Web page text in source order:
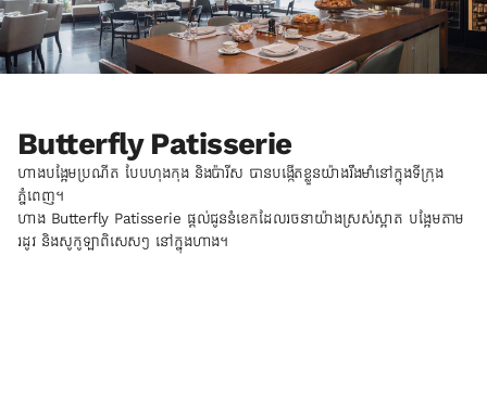
Butterfly Patisserie
ហាងបង្អែមប្រណីត បែបហុងកុង និង​ប៉ារីស​ បានបង្កើតខ្លួនយ៉ាងរឹងមាំនៅក្នុងទីក្រុង
ភ្នំពេញ។
ហាង Butterfly Patisserie ផ្តល់ជូននំខេកដែលរចនាយ៉ាងស្រស់ស្អាត បង្អែមតាម
រដូវ និងសូកូឡាពិសេសៗ នៅក្នុងហាង។